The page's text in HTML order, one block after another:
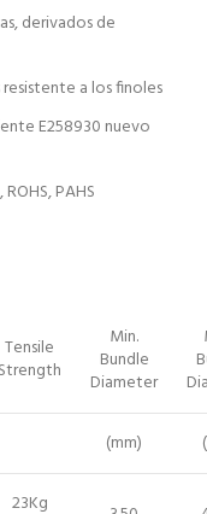
derivados de
a los finoles
E258930 nuevo
PAHS
Tensile
Strength
Min.
Bundle
Diameter
(mm)
23Kg